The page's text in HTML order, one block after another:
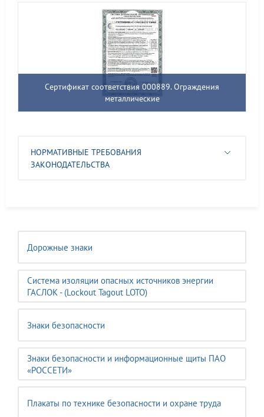
Дорожные знаки
Система изоляции опасных источников энергии
ГАСЛОК - (Lockout Tagout LOTO)
Знаки безопасности
Знаки безопасности и информационные щиты ПАО
«РОССЕТИ»
Плакаты по технике безопасности и охране труда
Сертификат соответствия 000889. Ограждения
металлические
НОРМАТИВНЫЕ ТРЕБОВАНИЯ
ЗАКОНОДАТЕЛЬСТВА